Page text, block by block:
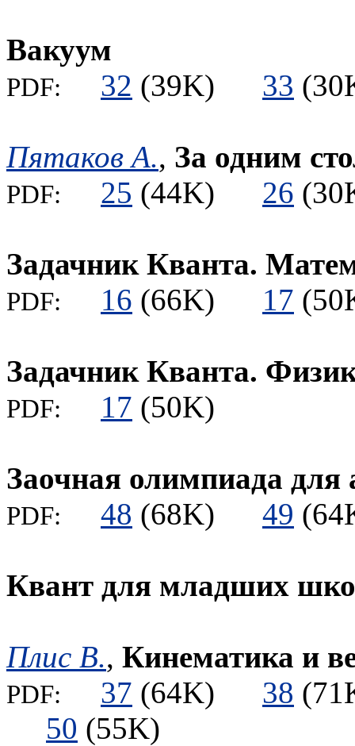
Вакуум
PDF: 32 (39K) 33
Пятаков А., За одним
PDF: 25 (44K) 26
Задачник Кванта.
PDF: 16 (66K) 17
Задачник Кванта.
PDF: 17 (50K)
Заочная олимпиада для
PDF: 48 (68K) 49
Квант для младших
Плис В., Кинематика и
PDF: 37 (64K) 38
50 (55K)